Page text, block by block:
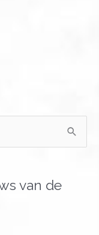
van de